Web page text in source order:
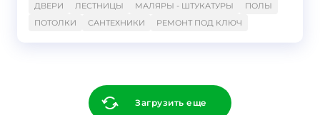
ДВЕРИ
ЛЕСТНИЦЫ МАЛЯРЫ - ШТУКАТУРЫ
ПОЛЫ
ПОТОЛКИ
САНТЕХНИКИ РЕМОНТ ПОД КЛЮЧ
Загрузить еще